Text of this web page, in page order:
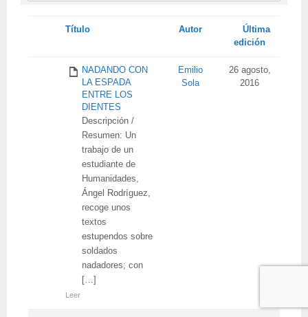
Título Autor
Última
edición
NADANDO CON
LA ESPADA
ENTRE LOS
DIENTES
Descripción /
Resumen: Un
trabajo de un
estudiante de
Humanidades,
Ángel Rodríguez,
recoge unos
textos
estupendos sobre
soldados
nadadores; con
[…]
Leer
Emilio
Sola
26 agosto,
2016